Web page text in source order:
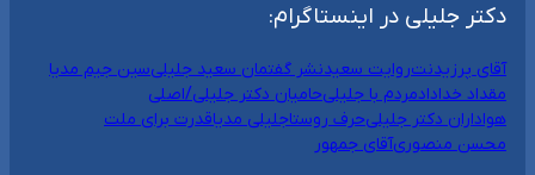
دکتر جلیلی در اینستاگرام:
آقای پرزیدنتروایت سعیدنشر گفتمان سعید جلیلیسین جیم مدیا
مقداد خدادادمردم با جلیلیحامیان دکتر جلیلی/اصلی
هواداران دکتر جلیلیحرف روستاجلیلی مدیاقدرت برای ملت
محسن منصوریآقای جمهور